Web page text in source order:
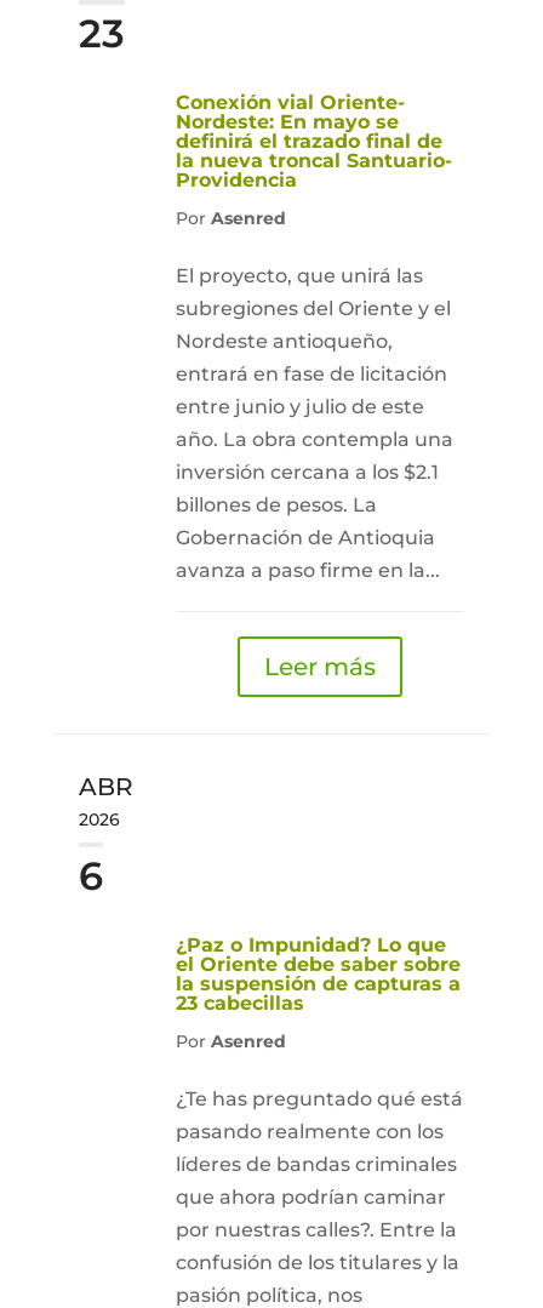
23
Conexión vial Oriente-
Nordeste: En mayo se
definirá el trazado final de
la nueva troncal Santuario-
Providencia
Por Asenred
El proyecto, que unirá las
subregiones del Oriente y el
Nordeste antioqueño,
entrará en fase de licitación
entre junio y julio de este
año. La obra contempla una
inversión cercana a los $2.1
billones de pesos. La
Gobernación de Antioquia
avanza a paso firme en la...
Leer más
ABR
2026
6
¿Paz o Impunidad? Lo que
el Oriente debe saber sobre
la suspensión de capturas a
23 cabecillas
Por Asenred
¿Te has preguntado qué está
pasando realmente con los
líderes de bandas criminales
que ahora podrían caminar
por nuestras calles?. Entre la
confusión de los titulares y la
pasión política, nos